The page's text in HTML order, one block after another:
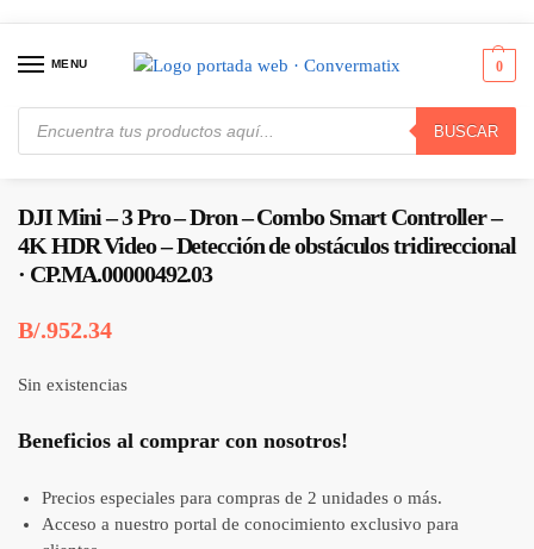
MENU
BUSCAR
0
Inicio / Juguetes / Drones / DJI Mini – 3 Pro – Dron – Combo Smart Controller – 4K HDR Video – Detección de obstáculos tridireccional · CP.MA.00000492.03
DJI Mini – 3 Pro – Dron – Combo Smart Controller –
4K HDR Video – Detección de obstáculos tridireccional
· CP.MA.00000492.03
B/.952.34
Sin existencias
Beneficios al comprar con nosotros!
Precios especiales para compras de 2 unidades o más.
Acceso a nuestro portal de conocimiento exclusivo para